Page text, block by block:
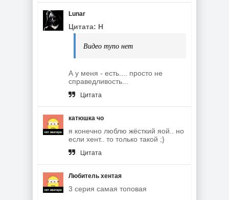
Lunar
Цитата: Н
Видео тупо нет
А у меня - есть.... просто не
справедливость...
Цитата
катюшка чо
я конечно люблю жёсткий яой.. но
если хент.. то только такой ;}
Цитата
Любитель хентая
3 серия самая топовая